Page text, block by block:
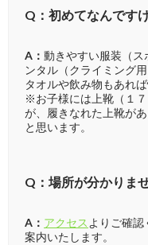
Q：初めてなんです
A： 動きやすい服装（
ンタル（クライミング
タオルや飲み物もあれば
※お子様には上靴（１
が、履きなれた上靴が
と思います。
Q：場所が分かりませ
A： アクセス よりご確
案内いたします。